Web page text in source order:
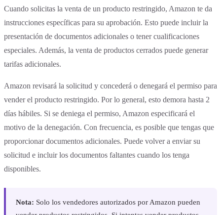
Cuando solicitas la venta de un producto restringido, Amazon te da
instrucciones específicas para su aprobación. Esto puede incluir la
presentación de documentos adicionales o tener cualificaciones
especiales. Además, la venta de productos cerrados puede generar
tarifas adicionales.
Amazon revisará la solicitud y concederá o denegará el permiso para
vender el producto restringido. Por lo general, esto demora hasta 2
días hábiles. Si se deniega el permiso, Amazon especificará el
motivo de la denegación. Con frecuencia, es posible que tengas que
proporcionar documentos adicionales. Puede volver a enviar su
solicitud e incluir los documentos faltantes cuando los tenga
disponibles.
Nota: Solo los vendedores autorizados por Amazon pueden